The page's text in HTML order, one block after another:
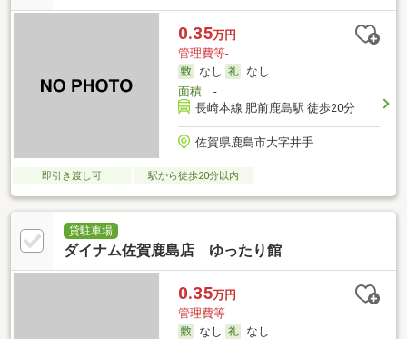
0.35万円
管理費等-
なし
なし
面積-
長崎本線 肥前鹿島駅 徒歩20分
佐賀県鹿島市大字井手
即引き渡し可 駅から徒歩20分以内
貸駐車場
ダイナム佐賀鹿島店 ゆったり館
0.35万円
管理費等-
なし
なし